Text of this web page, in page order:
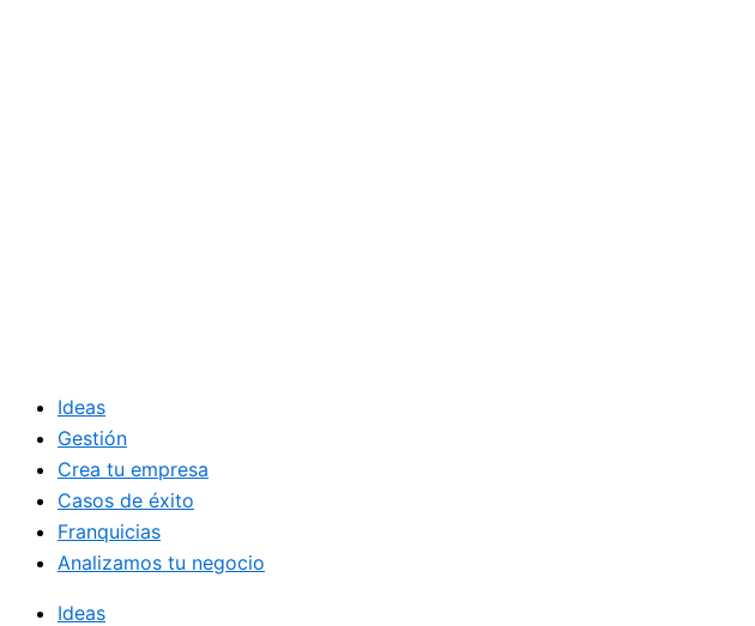
Ideas
Gestión
Crea tu empresa
Casos de éxito
Franquicias
Analizamos tu negocio
Ideas